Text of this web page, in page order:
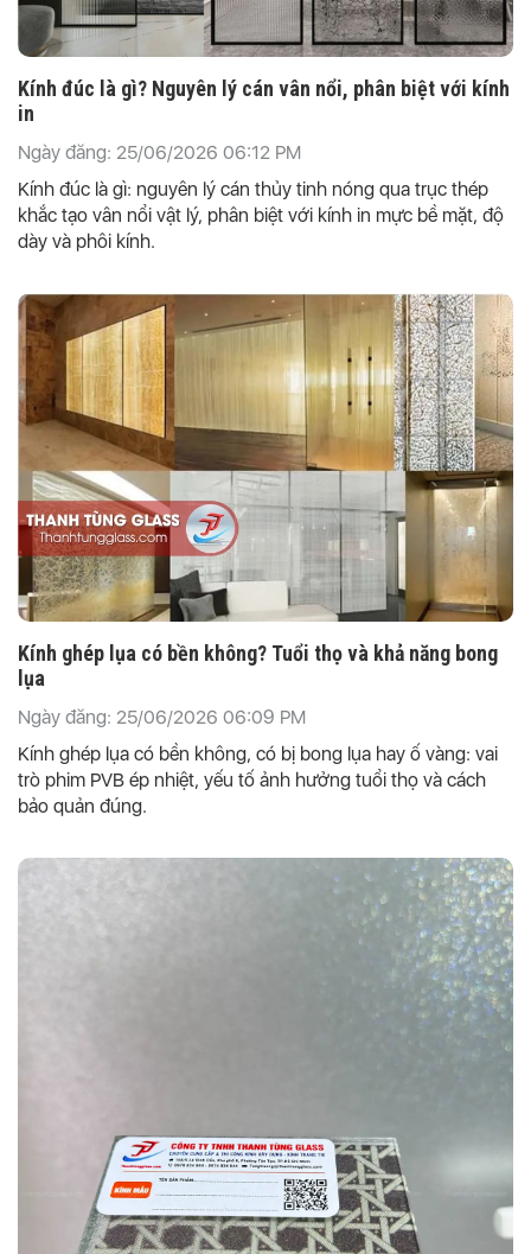
Kính đúc là gì? Nguyên lý cán vân nổi, phân biệt với kính
in
Ngày đăng: 25/06/2026 06:12 PM
Kính đúc là gì: nguyên lý cán thủy tinh nóng qua trục thép
khắc tạo vân nổi vật lý, phân biệt với kính in mực bề mặt, độ
dày và phôi kính.
Kính ghép lụa có bền không? Tuổi thọ và khả năng bong
lụa
Ngày đăng: 25/06/2026 06:09 PM
Kính ghép lụa có bền không, có bị bong lụa hay ố vàng: vai
trò phim PVB ép nhiệt, yếu tố ảnh hưởng tuổi thọ và cách
bảo quản đúng.